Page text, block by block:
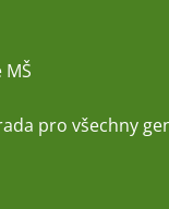
pro všechny